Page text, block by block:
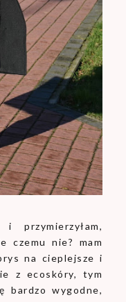
czemu nie? mam
na cieplejsze i
z ecoskóry, tym
bardzo wygodne,